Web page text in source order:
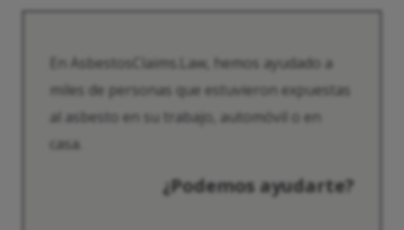
En AsbestosClaims.Law, hemos ayudado a
miles de personas que estuvieron expuestas
al asbesto en su trabajo, automóvil o en
casa.
¿Podemos ayudarte?